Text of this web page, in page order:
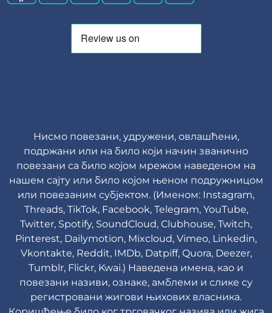
Нисмо повезани, удружени, овлашћени,
подржани или на било који начин званично
повезани са било којом мрежом наведеном на
нашем сајту или било којом њеном подружницом
или повезаним субјектом. (Именом: Instagram,
Threads, TikTok, Facebook, Telegram, YouTube,
Twitter, Spotify, SoundCloud, Clubhouse, Twitch,
Pinterest, Dailymotion, Mixcloud, Vimeo, Linkedin,
Vkontakte, Reddit, IMDb, Datpiff, Quora, Deezer,
Tumblr, Flickr, Kwai.) Наведена имена, као и
повезани називи, ознаке, амблеми и слике су
регистровани жигови њихових власника.